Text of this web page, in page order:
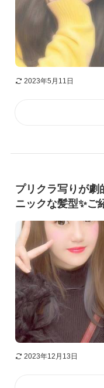
2023年5月11日
プリクラ写りが劇
ニックな髪型✨ご
2023年12月13日